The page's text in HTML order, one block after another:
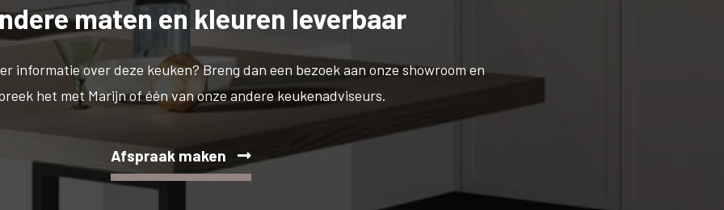
maten en kleuren leverbaar
informatie over deze keuken? Breng dan een bezoek aan onze showroom en
het met Marijn of één van onze andere keukenadviseurs.
Afspraak maken